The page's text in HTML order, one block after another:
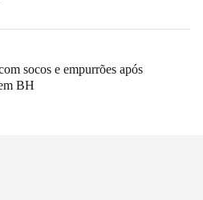
socos e empurrões após
BH